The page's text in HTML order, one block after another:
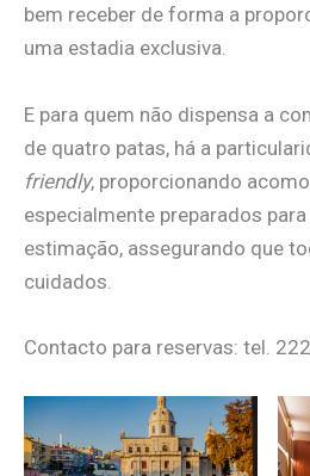
bem receber de forma a
uma estadia exclusiva.
E para quem não dispensa a
de quatro patas, há a
friendly, proporcionando
especialmente preparados
estimação, assegurando que
cuidados.
Contacto para reservas: tel.